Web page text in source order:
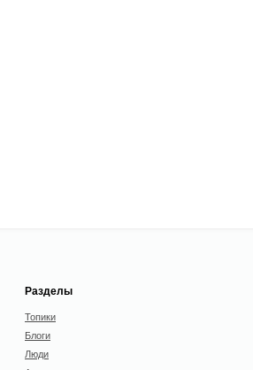
Разделы
Топики
Блоги
Люди